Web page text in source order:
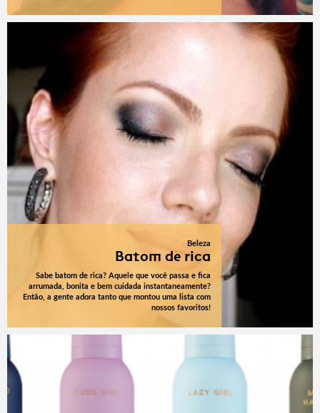
Beleza
Batom de rica
Sabe batom de rica? Aquele que você passa e fica
arrumada, bonita e bem cuidada instantaneamente?
Então, a gente adora tanto que montou uma lista com
nossos favoritos!